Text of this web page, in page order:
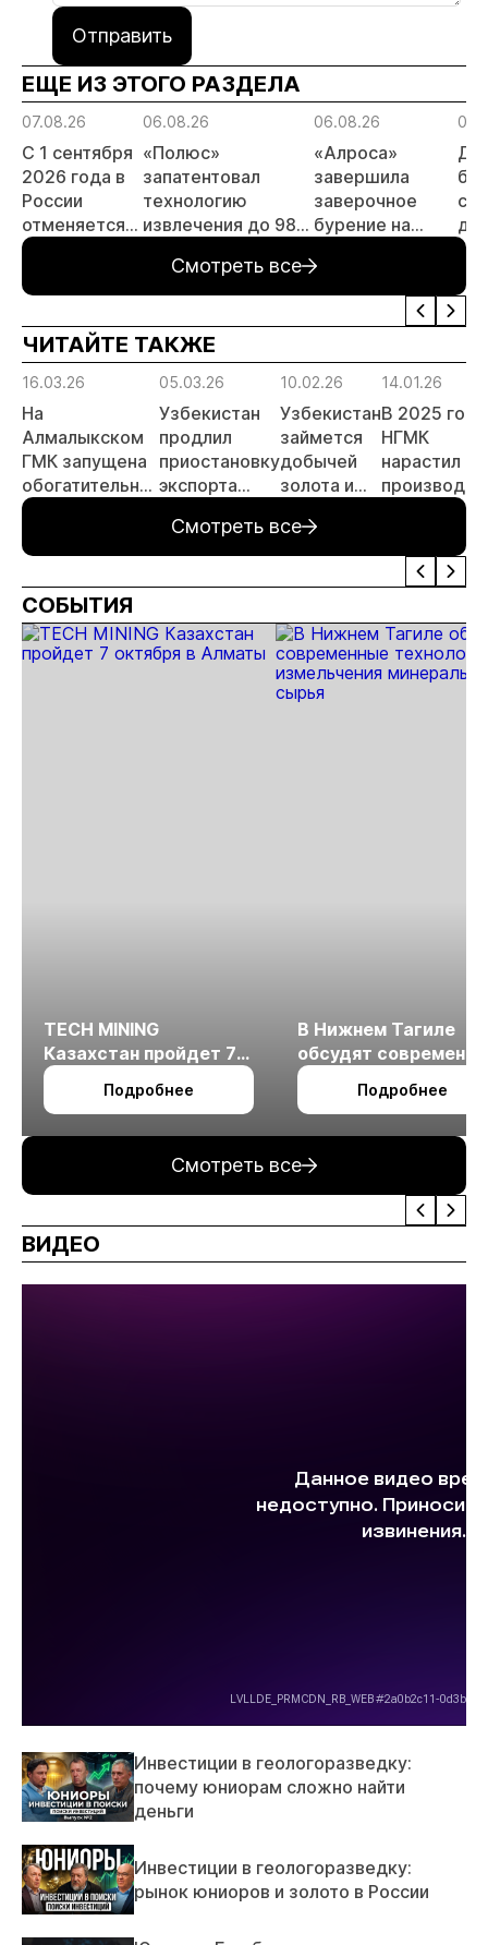
Отправить
ЕЩЕ ИЗ ЭТОГО РАЗДЕЛА
07.08.26
С 1 сентября
2026 года в
России
отменяется
заявительный
россыпи:
отраслевые
риски и
прогнозы для
МСБ
06.08.26
«Полюс»
запатентовал
технологию
извлечения до 98%
металлургического
шлака
06.08.26
«Алроса»
завершила
заверочное
бурение на
месторождении
Дегдекан
Смотреть все
ЧИТАЙТЕ ТАКЖЕ
16.03.26
На
Алмалыкском
ГМК запущена
обогатительная
фабрика
05.03.26
Узбекистан
продлил
приостановку
экспорта
10.02.26
Узбекистан
займется
добычей
золота и
Пакистане
14.01.26
В 2025 году
НГМК
нарастил
золота до
Смотреть все
СОБЫТИЯ
TECH MINING
Казахстан пройдет 7
октября в Алматы
Подробнее
В Нижнем Тагиле
обсудят
технологии
измельчения
Подробнее
Смотреть все
ВИДЕО
Инвестиции в геологоразведку:
почему юниорам сложно найти
деньги
Инвестиции в геологоразведку:
рынок юниоров и золото в России